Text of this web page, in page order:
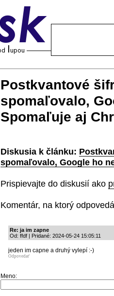
Postkvantové
spomaľovalo,
Spomaľuje aj
Diskusia k článku:
spomaľovalo, Google ho
Prispievajte do diskusií ako
Komentár, na ktorý
Re: ja im zapne
Od: ffdf | Pridané: 2024-05-24 15:05:11
jeden im capne a druhý vylepí :-)
Odpovedať
Meno: